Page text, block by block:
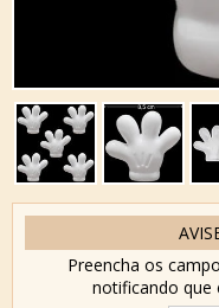
Preencha os
notificando que